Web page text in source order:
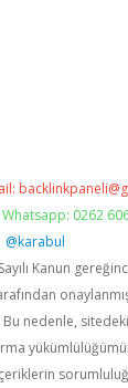
Whatsapp: 0262
@karabul
Kanun
nedenle,